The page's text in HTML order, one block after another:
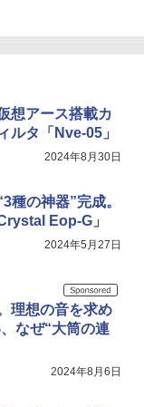
想アース搭載カ
ルタ「Nve-05」
2024年8月30日
種の神器”完成。
Eop-G」
2024年5月27日
理想の音を求め
なぜ“大筒の連
2024年8月6日